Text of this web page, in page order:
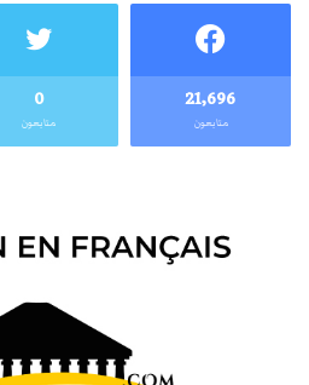
21٬696
متابعون
0
متابعون